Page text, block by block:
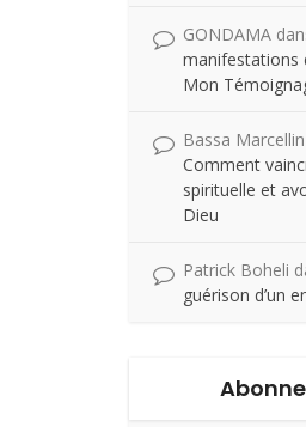
GONDAMA
manifestations
Mon
Bassa
Comment
spirituelle et
Dieu
Patrick Boheli
guérison d’un